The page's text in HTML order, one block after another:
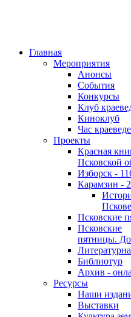
Главная
Мероприятия
Анонсы
События
Конкурсы
Клуб
Киноклуб
Час
Проекты
Красная
Псковской
Изборск -
Карамзин -
Пскове
Псковские
Псковские
пятницы.
Библиотур
Архив -
Ресурсы
Наши
Выставки